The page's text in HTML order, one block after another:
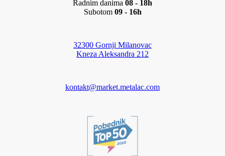
Radnim danima 08 - 18h
Subotom 09 - 16h
32300 Gornji Milanovac
Kneza Aleksandra 212
kontakt@market.metalac.com